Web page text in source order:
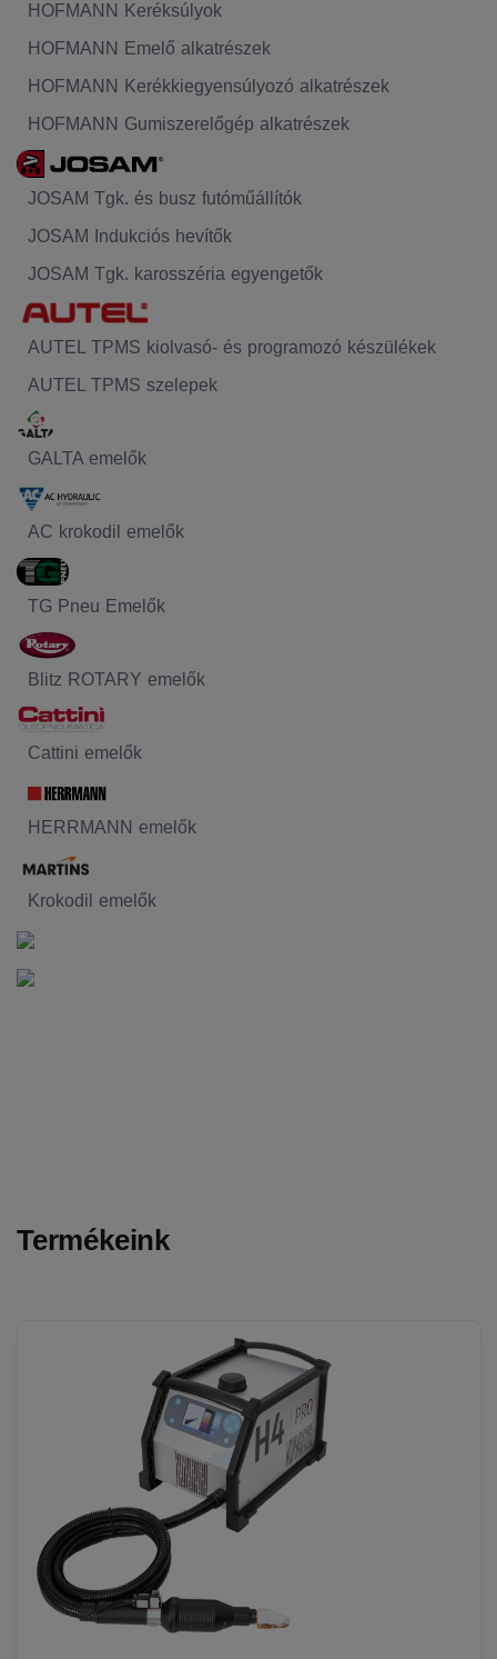
HOFMANN Keréksúlyok
HOFMANN Emelő alkatrészek
HOFMANN Kerékkiegyensúlyozó alkatrészek
HOFMANN Gumiszerelőgép alkatrészek
JOSAM Tgk. és busz futóműállítók
JOSAM Indukciós hevítők
JOSAM Tgk. karosszéria egyengetők
AUTEL TPMS kiolvasó- és programozó készülékek
AUTEL TPMS szelepek
GALTA emelők
AC krokodil emelők
TG Pneu Emelők
Blitz ROTARY emelők
Cattini emelők
HERRMANN emelők
Krokodil emelők
Termékeink